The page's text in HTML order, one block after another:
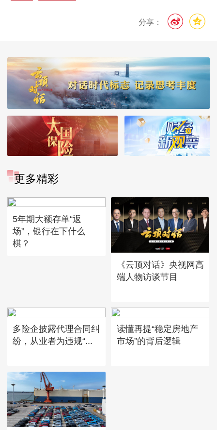
分享：
更多精彩
5年期大额存单“返
场”，银行在下什么
棋？
《云顶对话》央视网高
端人物访谈节目
多险企披露代理合同纠
纷，从业者为违规“...
读懂再提“稳定房地产
市场”的背后逻辑